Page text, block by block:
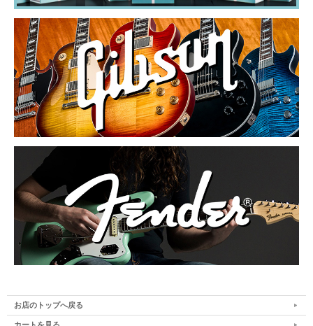
お店のトップへ戻る